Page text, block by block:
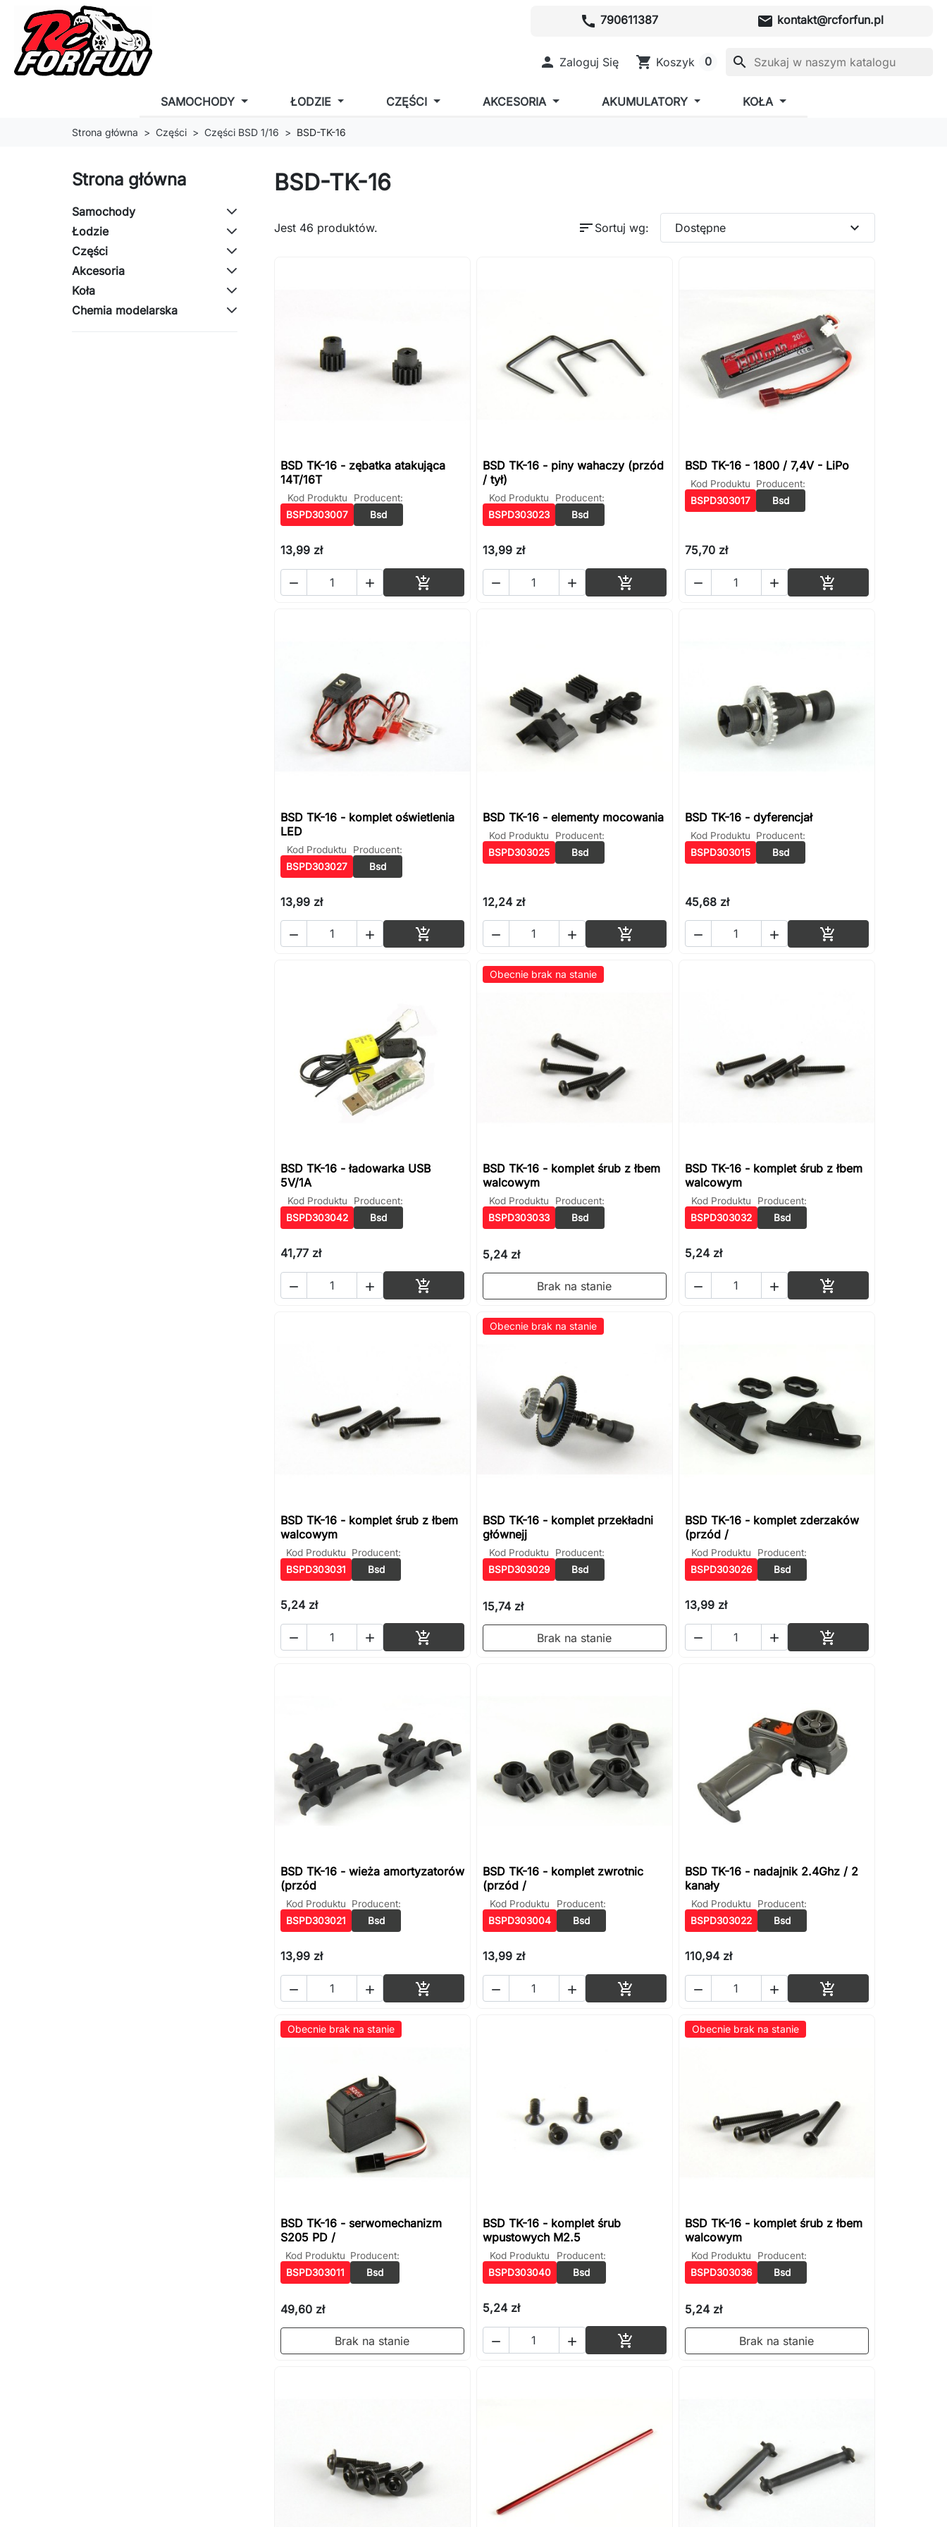
call 790611387 mail kontakt@rcforfun.pl
 Zaloguj Się shopping_cart Koszyk 0 search
SAMOCHODY ŁODZIE CZĘŚCI AKCESORIA AKUMULATORY KOŁA
Strona główna Części Części BSD 1/16 BSD-TK-16
Strona główna
Samochody
Łodzie
Części
Akcesoria
Koła
Chemia modelarska
BSD-TK-16
Jest 46 produktów. sort Sortuj wg: Dostępne expand_more
BSD TK-16 - zębatka atakująca
14T/16T
Kod Produktu
BSPD303007
Producent:
Bsd
13,99 zł
   Dodaj do koszyka
BSD TK-16 - piny wahaczy (przód
/ tył)
Kod Produktu
BSPD303023
Producent:
Bsd
13,99 zł
   Dodaj do koszyka
BSD TK-16 - 1800 / 7,4V - LiPo
Kod Produktu
BSPD303017
Producent:
Bsd
75,70 zł
  
BSD TK-16 - komplet oświetlenia
LED
Kod Produktu
BSPD303027
Producent:
Bsd
13,99 zł
   Dodaj do koszyka
BSD TK-16 - elementy mocowania
Kod Produktu
BSPD303025
Producent:
Bsd
12,24 zł
   Dodaj do koszyka
BSD TK-16 - dyferencjał
Kod Produktu
BSPD303015
Producent:
Bsd
45,68 zł
  
BSD TK-16 - ładowarka USB
5V/1A
Kod Produktu
BSPD303042
Producent:
Bsd
41,77 zł
  
Obecnie brak na stanie
BSD TK-16 - komplet śrub z łbem
walcowym
Kod Produktu
BSPD303033
Producent:
Bsd
5,24 zł
Brak na stanie
BSD TK-16 - komplet śrub z łbem
walcowym
Kod Produktu
BSPD303032
Producent:
Bsd
5,24 zł
  
BSD TK-16 - komplet śrub z łbem
walcowym
Kod Produktu
BSPD303031
Producent:
Bsd
5,24 zł
  
Obecnie brak na stanie
BSD TK-16 - komplet przekładni
głównejj
Kod Produktu
BSPD303029
Producent:
Bsd
15,74 zł
Brak na stanie
BSD TK-16 - komplet zderzaków
(przód /
Kod Produktu
BSPD303026
Producent:
Bsd
13,99 zł
  
BSD TK-16 - wieża amortyzatorów
(przód
Kod Produktu
BSPD303021
Producent:
Bsd
13,99 zł
   Dodaj do koszyka
BSD TK-16 - komplet zwrotnic
(przód /
Kod Produktu
BSPD303004
Producent:
Bsd
13,99 zł
   Dodaj do koszyka
BSD TK-16 - nadajnik 2.4Ghz / 2
kanały
Kod Produktu
BSPD303022
Producent:
Bsd
110,94 zł
  
Obecnie brak na stanie
BSD TK-16 - serwomechanizm
S205 PD /
Kod Produktu
BSPD303011
Producent:
Bsd
49,60 zł
Brak na stanie
BSD TK-16 - komplet śrub
wpustowych M2.5
Kod Produktu
BSPD303040
Producent:
Bsd
5,24 zł
  
Obecnie brak na stanie
BSD TK-16 - komplet śrub z łbem
walcowym
Kod Produktu
BSPD303036
Producent:
Bsd
5,24 zł
Brak na stanie